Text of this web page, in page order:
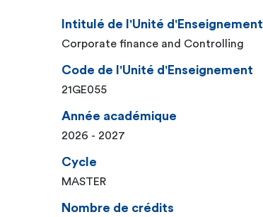
Intitulé de l'Unité d'Enseignement
Corporate finance and Controlling
Code de l'Unité d'Enseignement
21GE055
Année académique
2026 - 2027
Cycle
MASTER
Nombre de crédits